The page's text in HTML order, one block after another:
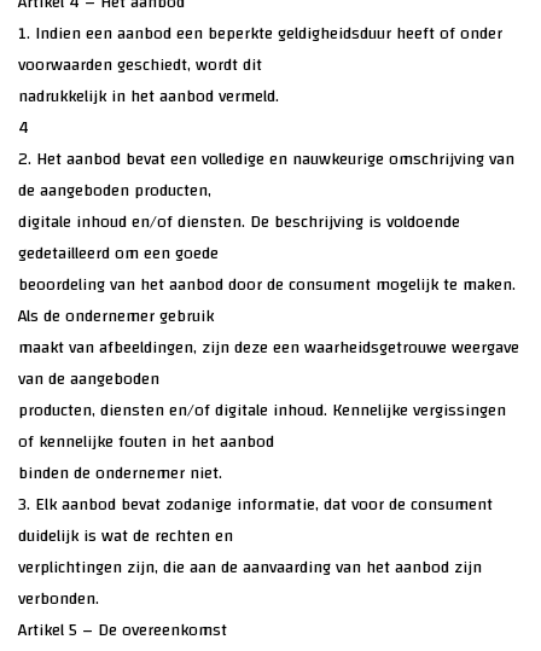
1. Indien een aanbod een beperkte geldigheidsduur heeft of onder
voorwaarden geschiedt, wordt dit
nadrukkelijk in het aanbod vermeld.
4
2. Het aanbod bevat een volledige en nauwkeurige omschrijving van
de aangeboden producten,
digitale inhoud en/of diensten. De beschrijving is voldoende
gedetailleerd om een goede
beoordeling van het aanbod door de consument mogelijk te maken.
Als de ondernemer gebruik
maakt van afbeeldingen, zijn deze een waarheidsgetrouwe weergave
van de aangeboden
producten, diensten en/of digitale inhoud. Kennelijke vergissingen
of kennelijke fouten in het aanbod
binden de ondernemer niet.
3. Elk aanbod bevat zodanige informatie, dat voor de consument
duidelijk is wat de rechten en
verplichtingen zijn, die aan de aanvaarding van het aanbod zijn
verbonden.
Artikel 5 – De overeenkomst